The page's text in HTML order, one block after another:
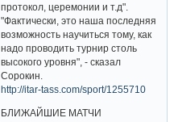
протокол, церемонии и т.д".
"Фактически, это наша последняя
возможность научиться тому, как
надо проводить турнир столь
высокого уровня", - сказал
Сорокин.
http://itar-tass.com/sport/1255710
БЛИЖАЙШИЕ МАТЧИ